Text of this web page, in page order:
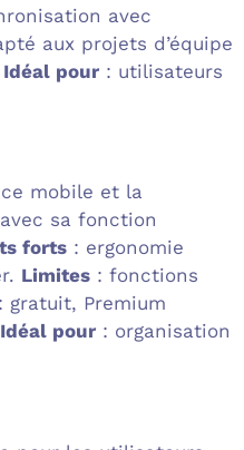
avec
aux projets d’équipe
Idéal pour : utilisateurs
mobile et la
sa fonction
forts : ergonomie
Limites : fonctions
: gratuit, Premium
Idéal pour : organisation